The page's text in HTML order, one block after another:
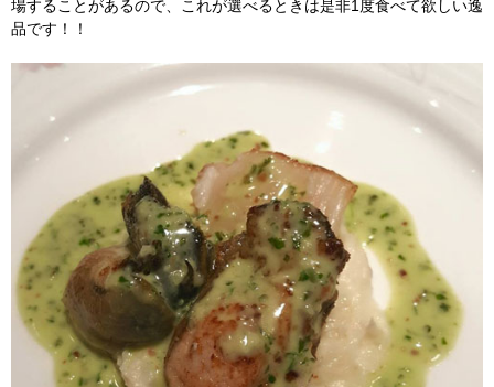
場することがあるので、これが選べるときは是非1度食べて欲しい逸
品です！！